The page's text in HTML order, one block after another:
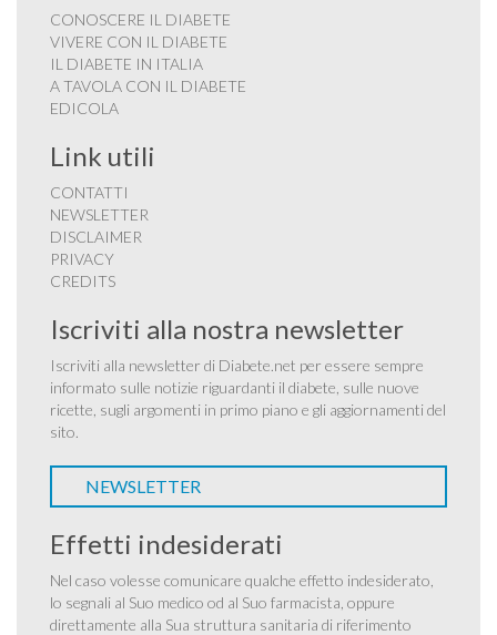
CONOSCERE IL DIABETE
VIVERE CON IL DIABETE
IL DIABETE IN ITALIA
A TAVOLA CON IL DIABETE
EDICOLA
Link utili
CONTATTI
NEWSLETTER
DISCLAIMER
PRIVACY
CREDITS
Iscriviti alla nostra newsletter
Iscriviti alla newsletter di Diabete.net per essere sempre
informato sulle notizie riguardanti il diabete, sulle nuove
ricette, sugli argomenti in primo piano e gli aggiornamenti del
sito.
NEWSLETTER
Effetti indesiderati
Nel caso volesse comunicare qualche effetto indesiderato,
lo segnali al Suo medico od al Suo farmacista, oppure
direttamente alla Sua struttura sanitaria di riferimento